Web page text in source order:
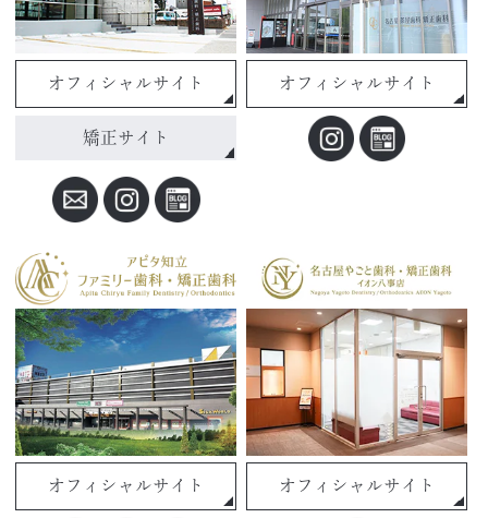
オフィシャルサイト
矯正サイト
オフィシャルサイト
オフィシャルサイト オフィシャルサイト